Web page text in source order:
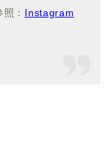
照： Instagram